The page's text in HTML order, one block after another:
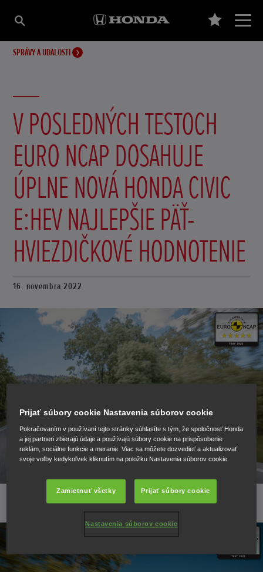
SPRÁVY A UDALOSTI
V POSLEDNÝCH TESTOCH
EURO NCAP DOSAHUJE
ÚPLNE NOVÁ HONDA CIVIC
E:HEV NAJLEPŠIE PÄŤ-
HVIEZDIČKOVÉ HODNOTENIE
16. novembra 2022
Prijať súbory cookie Nastavenia súborov cookie
Pokračovaním v používaní tejto stránky súhlasíte s tým, že spoločnosť Honda
a jej partneri zbierajú údaje a používajú súbory cookie na prispôsobenie
reklám, sociálne funkcie a meranie. Viac sa môžete dozvedieť a aktualizovať
svoje voľby kedykoľvek kliknutím na položku Nastavenia súborov cookie.
Zamietnuť všetky Prijať súbory cookie
Nastavenia súborov cookie